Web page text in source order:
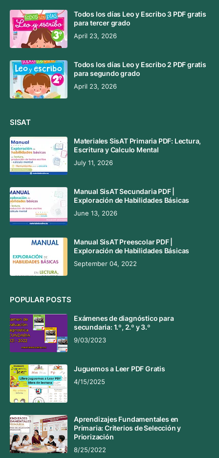
Todos los días Leo y Escribo 3 PDF gratis
para tercer grado
April 23, 2026
Todos los días Leo y Escribo 2 PDF gratis
para segundo grado
April 23, 2026
SISAT
Materiales SisAT Primaria PDF: Lectura,
Escritura y Calculo Mental
July 11, 2026
Manual SisAT Secundaria PDF |
Exploración de Habilidades Básicas
June 13, 2026
Manual SisAT Preescolar PDF |
Exploración de Habilidades Básicas
September 04, 2022
POPULAR POSTS
Exámenes de diagnóstico para
secundaria: 1.º, 2.º y 3.º
9/03/2023
Juguemos a Leer PDF Gratis
4/15/2025
Aprendizajes Fundamentales en
Primaria: Criterios de Selección y
Priorización
8/25/2022